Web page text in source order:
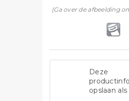
(Ga over de afbeelding
Deze
opslaan